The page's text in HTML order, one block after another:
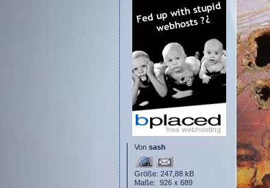
Von sash
Größe: 247,88 kB
Maße: 926 x 689